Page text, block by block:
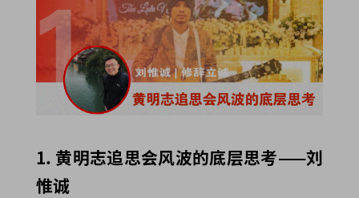
1. 黄明志追思会风波的底层思考——刘
惟诚